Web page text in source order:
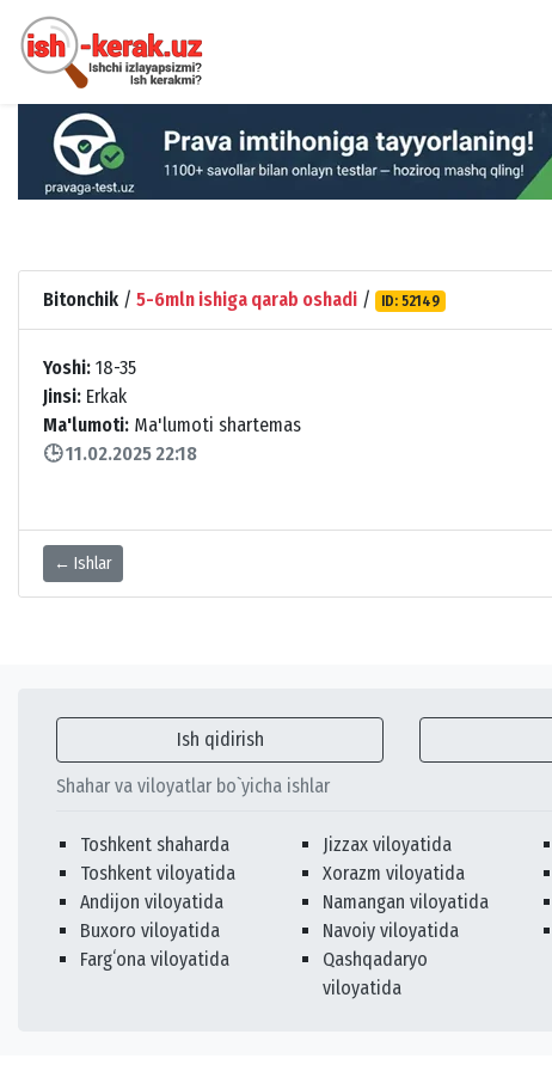
Bitonchik / 5-6mln ishiga qarab oshadi / ID: 52149
Yoshi: 18-35
Jinsi: Erkak
Ma'lumoti: Ma'lumoti shartemas
🕒 11.02.2025 22:18
← Ishlar
Ish qidirish
Shahar va viloyatlar bo`yicha ishlar
Toshkent shaharda
Toshkent viloyatida
Andijon viloyatida
Buxoro viloyatida
Fargʻona viloyatida
Jizzax viloyatida
Xorazm viloyatida
Namangan viloyatida
Navoiy viloyatida
Qashqadaryo
viloyatida